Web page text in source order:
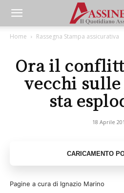
Home Rassegna Stampa assicurativa
Ora il
vecchi
sta
18 Aprile
Pagine a cura di Ignazio Marino